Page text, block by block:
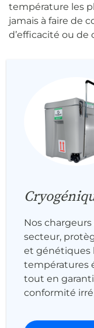
température les
jamais à faire de
d’efficacité ou de
Nos chargeurs
secteur,
et génétiques
températures
tout en
conformité